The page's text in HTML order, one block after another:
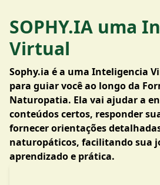
SOPHY.IA uma
Virtual
Sophy.ia é a uma Inteligencia
para guiar você ao longo da
Naturopatia. Ela vai ajudar a
conteúdos certos, responder
fornecer orientações
naturopáticos, facilitando sua
aprendizado e prática.